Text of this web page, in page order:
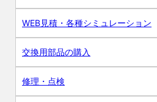
WEB見積・各種シミュレーション
交換用部品の購入
修理・点検